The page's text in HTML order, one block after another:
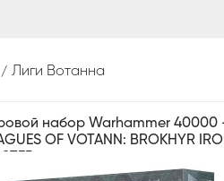
Лиги Вотанна
набор Warhammer 40000
OF VOTANN: BROKHYR